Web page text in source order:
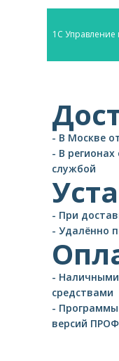
1С Управление
- В Москве
- В регионах
службой
- При
- Удалённо
-
средствами
-
версий